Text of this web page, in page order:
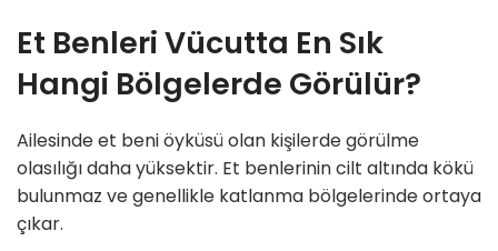
Et Benleri Vücutta En Sık
Hangi Bölgelerde Görülür?
Ailesinde et beni öyküsü olan kişilerde görülme
olasılığı daha yüksektir. Et benlerinin cilt altında kökü
bulunmaz ve genellikle katlanma bölgelerinde ortaya
çıkar.